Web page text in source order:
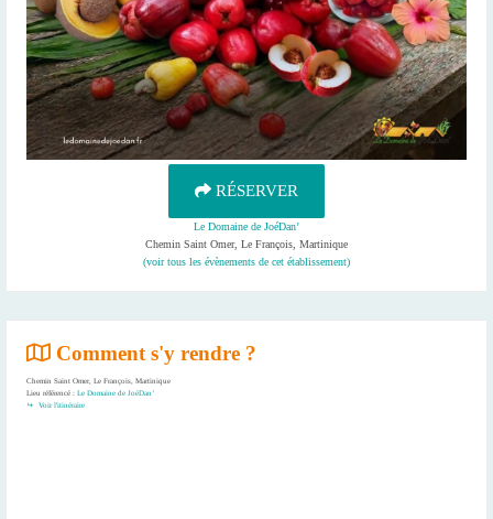
RÉSERVER
Le Domaine de JoéDan’
Chemin Saint Omer, Le François, Martinique
(voir tous les évènements de cet établissement)
Comment s'y rendre ?
Chemin Saint Omer, Le François, Martinique
Lieu référencé : Le Domaine de JoéDan’
Voir l'itinéraire